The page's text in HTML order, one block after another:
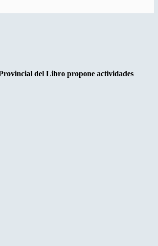
del Libro propone actividades